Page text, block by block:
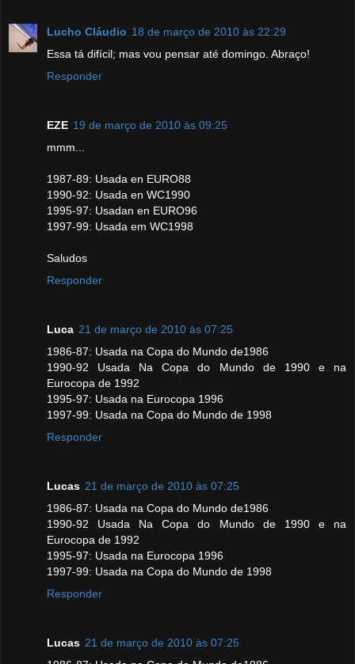
Lucho Cláudio 18 de março de 2010 às 22:29
Essa tá difícil; mas vou pensar até domingo. Abraço!
Responder
EZE 19 de março de 2010 às 09:25
mmm...
1987-89: Usada en EURO88
1990-92: Usada en WC1990
1995-97: Usadan en EURO96
1997-99: Usada em WC1998
Saludos
Responder
Luca 21 de março de 2010 às 07:25
1986-87: Usada na Copa do Mundo de1986
1990-92 Usada Na Copa do Mundo de 1990 e na
Eurocopa de 1992
1995-97: Usada na Eurocopa 1996
1997-99: Usada na Copa do Mundo de 1998
Responder
Lucas 21 de março de 2010 às 07:25
1986-87: Usada na Copa do Mundo de1986
1990-92 Usada Na Copa do Mundo de 1990 e na
Eurocopa de 1992
1995-97: Usada na Eurocopa 1996
1997-99: Usada na Copa do Mundo de 1998
Responder
Lucas 21 de março de 2010 às 07:25